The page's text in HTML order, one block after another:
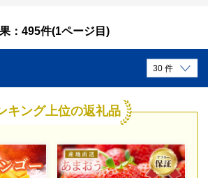
：495件(1ページ目)
キング上位の返礼品